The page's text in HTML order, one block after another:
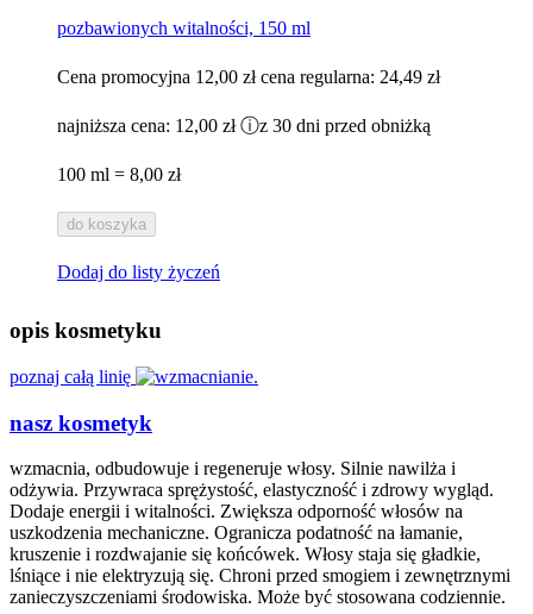
pozbawionych witalności, 150 ml
Cena promocyjna 12,00 zł cena regularna: 24,49 zł
najniższa cena: 12,00 zł ⓘz 30 dni przed obniżką
100 ml = 8,00 zł
do koszyka
Dodaj do listy życzeń
opis kosmetyku
poznaj całą linię
nasz kosmetyk
wzmacnia, odbudowuje i regeneruje włosy. Silnie nawilża i
odżywia. Przywraca sprężystość, elastyczność i zdrowy wygląd.
Dodaje energii i witalności. Zwiększa odporność włosów na
uszkodzenia mechaniczne. Ogranicza podatność na łamanie,
kruszenie i rozdwajanie się końcówek. Włosy staja się gładkie,
lśniące i nie elektryzują się. Chroni przed smogiem i zewnętrznymi
zanieczyszczeniami środowiska. Może być stosowana codziennie.